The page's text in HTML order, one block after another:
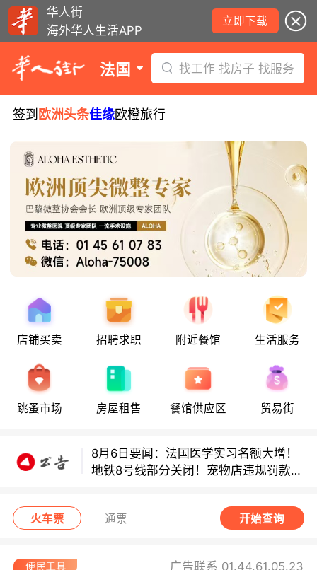
华人街
海外华人生活APP
立即下载
法国 找工作 找房子 找服务
签到 欧洲头条佳缘欧橙旅行
店铺买卖 招聘求职 附近餐馆 生活服务
跳蚤市场 房屋租售 餐馆供应区 贸易街
8月6日要闻：法国医学实习名额大增！
炉！
巴黎地铁音乐家海选启动！
地铁8号线部分关闭！宠物店违规罚款出
炉！
火车票 通票 开始查询
广告联系 01.44.61.05.23